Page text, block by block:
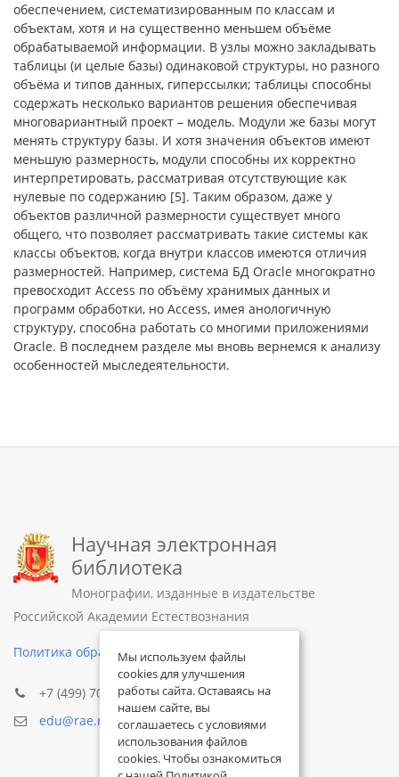
обеспечением, систематизированным по классам и
объектам, хотя и на существенно меньшем объёме
обрабатываемой информации. В узлы можно закладывать
таблицы (и целые базы) одинаковой структуры, но разного
объёма и типов данных, гиперссылки; таблицы способны
содержать несколько вариантов решения обеспечивая
многовариантный проект – модель. Модули же базы могут
менять структуру базы. И хотя значения объектов имеют
меньшую размерность, модули способны их корректно
интерпретировать, рассматривая отсутствующие как
нулевые по содержанию [5]. Таким образом, даже у
объектов различной размерности существует много
общего, что позволяет рассматривать такие системы как
классы объектов, когда внутри классов имеются отличия
размерностей. Например, система БД Oracle многократно
превосходит Access по объёму хранимых данных и
программ обработки, но Access, имея анологичную
структуру, способна работать со многими приложениями
Oracle. В последнем разделе мы вновь вернемся к анализу
особенностей мыследеятельности.
Научная электронная
библиотека
Монографии, изданные в издательстве
Российской Академии Естествознания
Политика обработки персональных данных
+7 (499) 705-72-30
edu@rae.ru
Мы используем файлы
cookies для улучшения
работы сайта. Оставаясь на
нашем сайте, вы
соглашаетесь с условиями
использования файлов
cookies. Чтобы ознакомиться